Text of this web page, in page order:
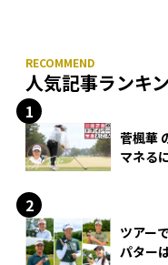
人気記事ランキ
菅楓華
マネる
ツアー
パター